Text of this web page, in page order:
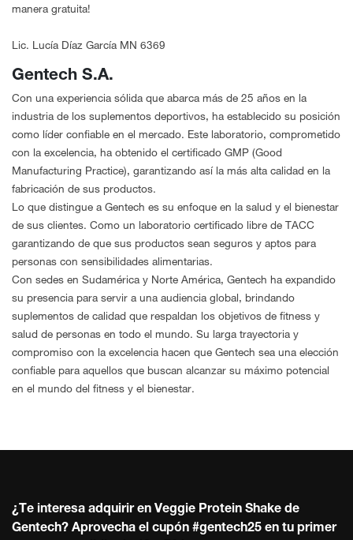
manera gratuita!
Lic. Lucía Díaz García MN 6369
Gentech S.A.
Con una experiencia sólida que abarca más de 25 años en la
industria de los suplementos deportivos, ha establecido su posición
como líder confiable en el mercado. Este laboratorio, comprometido
con la excelencia, ha obtenido el certificado GMP (Good
Manufacturing Practice), garantizando así la más alta calidad en la
fabricación de sus productos.
Lo que distingue a Gentech es su enfoque en la salud y el bienestar
de sus clientes. Como un laboratorio certificado libre de TACC
garantizando de que sus productos sean seguros y aptos para
personas con sensibilidades alimentarias.
Con sedes en Sudamérica y Norte América, Gentech ha expandido
su presencia para servir a una audiencia global, brindando
suplementos de calidad que respaldan los objetivos de fitness y
salud de personas en todo el mundo. Su larga trayectoria y
compromiso con la excelencia hacen que Gentech sea una elección
confiable para aquellos que buscan alcanzar su máximo potencial
en el mundo del fitness y el bienestar.
¿Te interesa adquirir en Veggie Protein Shake de
Gentech? Aprovecha el cupón #gentech25 en tu primer